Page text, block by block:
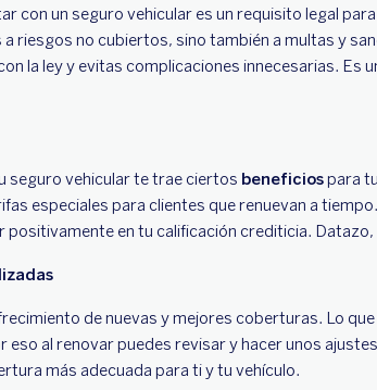
con un seguro vehicular es un requisito legal
riesgos no cubiertos, sino también a multas y
la ley y evitas complicaciones innecesarias. Es
seguro vehicular te trae ciertos beneficiospara
especiales para clientes que renuevan a
positivamente en tu calificación crediticia. Datazo,
de nuevas y mejores coberturas. Lo
al renovar puedes revisar y hacer unos
más adecuada para ti y tu vehículo.